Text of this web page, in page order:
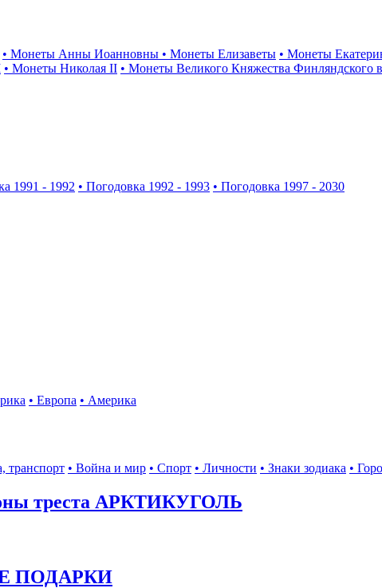
• Монеты Анны Иоанновны • Монеты Елизаветы • Монеты
• Монеты Николая II • Монеты Великого Княжества Финляндского
1991 - 1992 • Погодовка 1992 - 1993 • Погодовка 1997 - 2030
• Европа • Америка
транспорт • Война и мир • Спорт • Личности • Знаки зодиака •
треста АРКТИКУГОЛЬ
ПОДАРКИ